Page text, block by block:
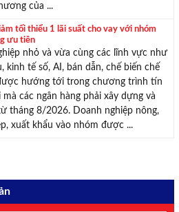
của ...
tối thiểu 1 lãi suất cho vay với nhóm
ưu tiên
nhỏ và vừa cùng các lĩnh vực như
kinh tế số, AI, bán dẫn, chế biến chế
hướng tới trong chương trình tín
các ngân hàng phải xây dựng và
tháng 8/2026. Doanh nghiệp nông,
xuất khẩu vào nhóm được ...